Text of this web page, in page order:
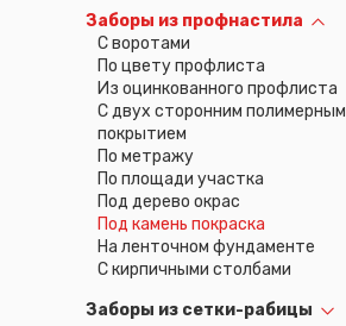
Заборы из профнастила
C воротами
По цвету профлиста
Из оцинкованного профлиста
С двух сторонним полимерным
покрытием
По метражу
По площади участка
Под дерево окрас
Под камень покраска
На ленточном фундаменте
С кирпичными столбами
Заборы из сетки-рабицы